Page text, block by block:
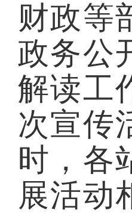
财政等
政务公
解读工
次宣传
时 ， 各
展活动